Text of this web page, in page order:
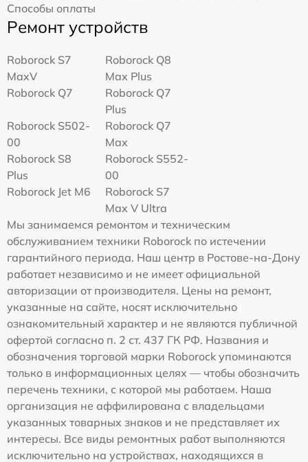
Способы оплаты
Ремонт устройств
Roborock S7
MaxV
Roborock Q8
Max Plus
Roborock Q7
Roborock Q7
Plus
Roborock S502-
00
Roborock Q7
Max
Roborock S8
Plus
Roborock S552-
00
Roborock Jet M6
Roborock S7
Max V Ultra
Мы занимаемся ремонтом и техническим
обслуживанием техники Roborock по истечении
гарантийного периода. Наш центр в Ростове-на-Дону
работает независимо и не имеет официальной
авторизации от производителя. Цены на ремонт,
указанные на сайте, носят исключительно
ознакомительный характер и не являются публичной
офертой согласно п. 2 ст. 437 ГК РФ. Названия и
обозначения торговой марки Roborock упоминаются
только в информационных целях — чтобы обозначить
перечень техники, с которой мы работаем. Наша
организация не аффилирована с владельцами
указанных товарных знаков и не представляет их
интересы. Все виды ремонтных работ выполняются
исключительно на устройствах, находящихся в